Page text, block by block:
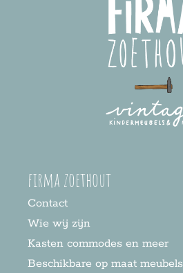
firma zoethout
Contact
Wie wij zijn
Kasten commodes en meer
Beschikbare op maat meubels